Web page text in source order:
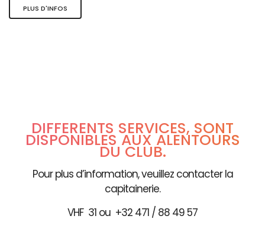
PLUS D'INFOS
DIFFÉRENTS SERVICES, SONT
DISPONIBLES AUX ALENTOURS
DU CLUB.
Pour plus d’information, veuillez contacter la
capitainerie.
VHF 31 ou +32 471 / 88 49 57